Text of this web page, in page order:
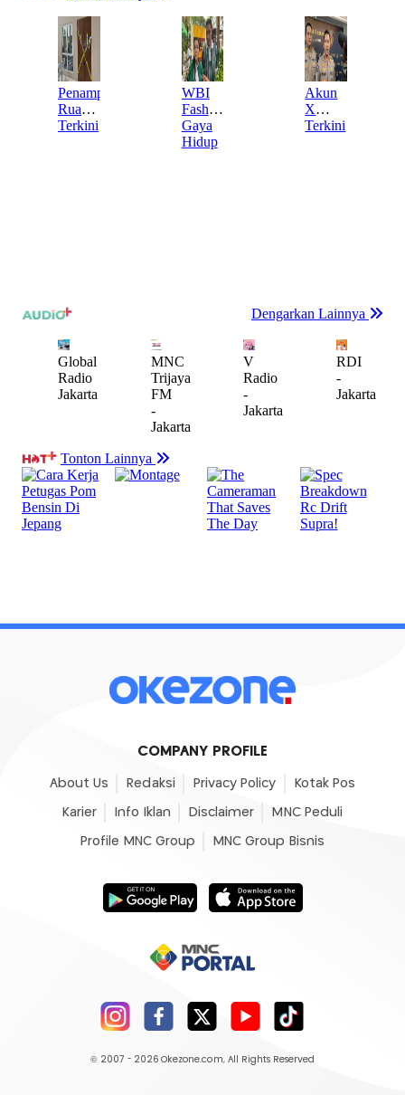
COMPANY PROFILE
About Us Redaksi Privacy Policy Kotak Pos
Karier Info Iklan Disclaimer MNC Peduli
Profile MNC Group MNC Group Bisnis
© 2007 - 2026 Okezone.com, All Rights Reserved